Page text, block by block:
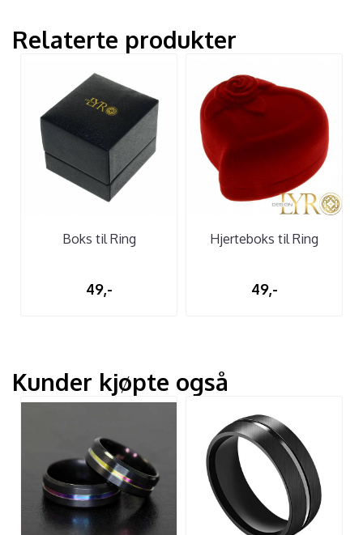
Relaterte produkter
Boks til Ring
49,-
Hjerteboks til Ring
49,-
Kunder kjøpte også